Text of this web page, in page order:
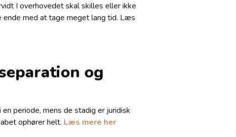
I overhovedet skal skilles eller ikke
ende med at tage meget lang tid. Læs
og
periode, mens de stadig er juridisk
ophører helt. Læs mere her